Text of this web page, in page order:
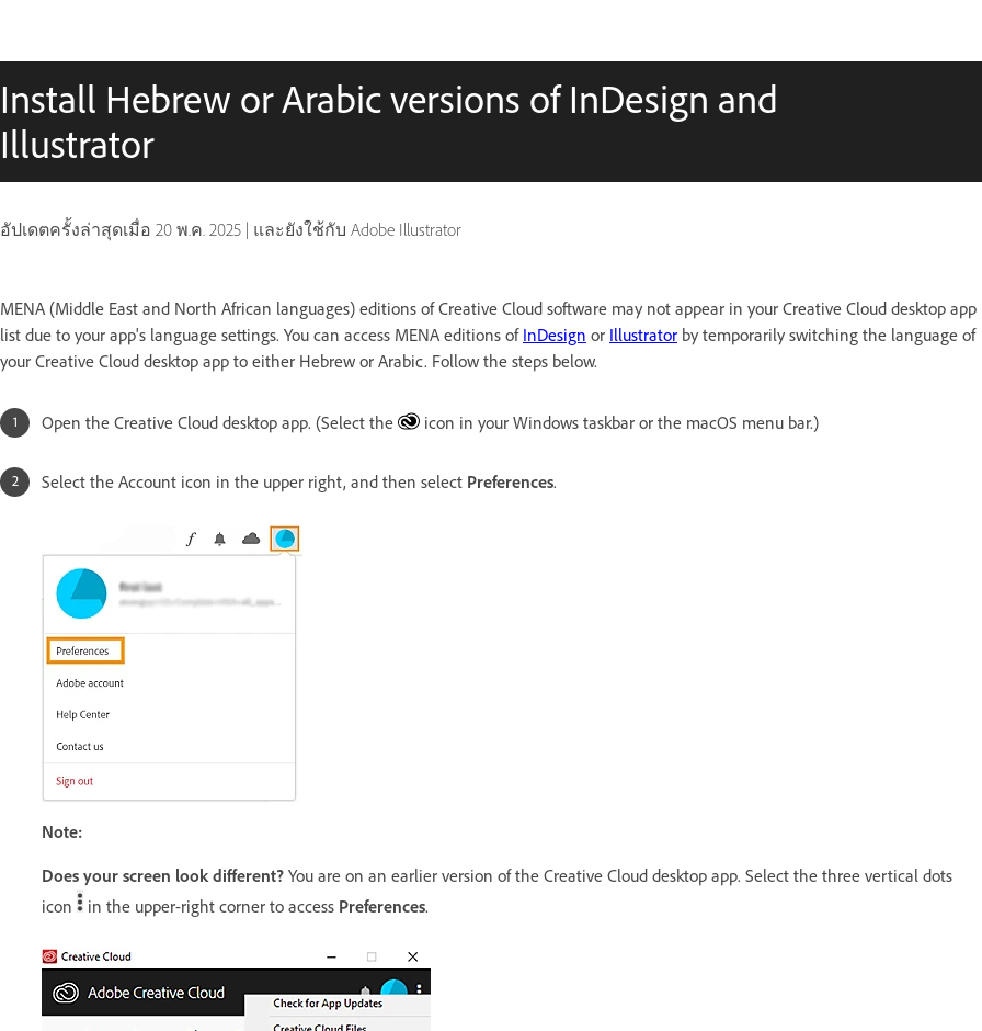
Install Hebrew or Arabic versions of InDesign and
Illustrator
อัปเดตครั้งล่าสุดเมื่อ 20 พ.ค. 2025 | และยังใช้กับ Adobe Illustrator
MENA (Middle East and North African languages) editions of Creative Cloud software may not appear in your Creative Cloud desktop app
list due to your app's language settings. You can access MENA editions of InDesign or Illustrator by temporarily switching the language of
your Creative Cloud desktop app to either Hebrew or Arabic. Follow the steps below.
Open the Creative Cloud desktop app. (Select the icon in your Windows taskbar or the macOS menu bar.)
Select the Account icon in the upper right, and then select Preferences.
Note:
Does your screen look different? You are on an earlier version of the Creative Cloud desktop app. Select the three vertical dots
icon
in the upper-right corner to access Preferences.